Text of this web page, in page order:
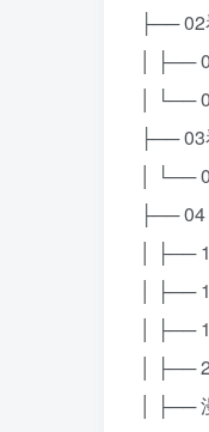
├──
│ ├──
│ └──
├──
│ └──
├──
│ ├──
│ ├──
│ ├──
│ ├──
│ ├──